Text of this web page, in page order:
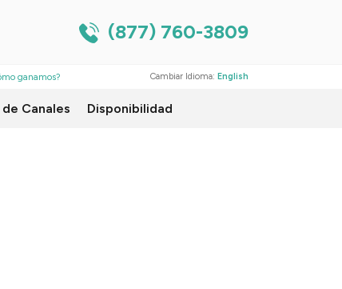
(877) 760-3809
ganamos? Cambiar Idioma: English
Canales Disponibilidad